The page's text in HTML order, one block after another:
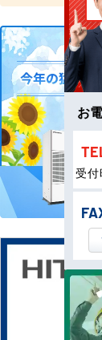
お
受